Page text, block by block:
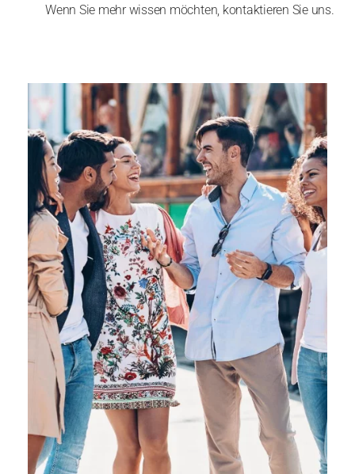
Wenn Sie mehr wissen möchten, kontaktieren Sie uns.